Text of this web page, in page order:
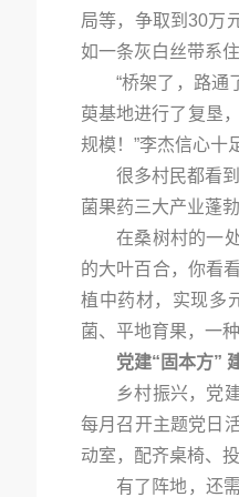
局等，争取到30万
如一条灰白丝带系
“桥架了，路通
萸基地进行了复垦
规模！”李杰信心十
很多村民都看
菌果药三大产业蓬勃
在桑树村的一
的大叶百合，你看
植中药材，实现多
菌、平地育果，一
党建“固本方”
乡村振兴，党
每月召开主题党日
动室，配齐桌椅、
有了阵地，还